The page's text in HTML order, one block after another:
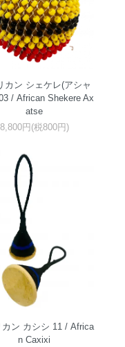
カン シェケレ(アシャ
/ African Shekere Ax
atse
8,800円(税800円)
カン カシシ 11 / Africa
n Caxixi